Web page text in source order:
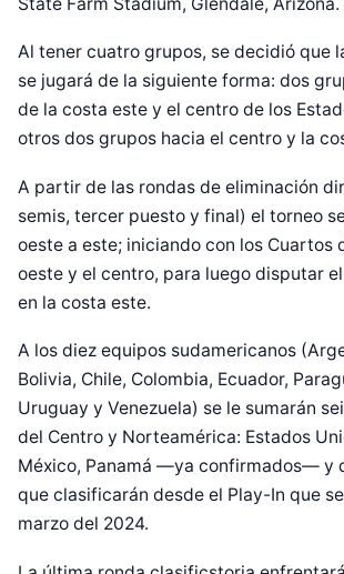
Al tener cuatro grupos, se decidió que
se jugará de la siguiente forma: dos
de la costa este y el centro de los
otros dos grupos hacia el centro y la
A partir de las rondas de eliminación
semis, tercer puesto y final) el torneo
oeste a este; iniciando con los Cuartos
oeste y el centro, para luego disputar
en la costa este.
A los diez equipos sudamericanos
Bolivia, Chile, Colombia, Ecuador,
Uruguay y Venezuela) se le sumarán
del Centro y Norteamérica: Estados
México, Panamá —ya confirmados— y
que clasificarán desde el Play-In que
marzo del 2024.